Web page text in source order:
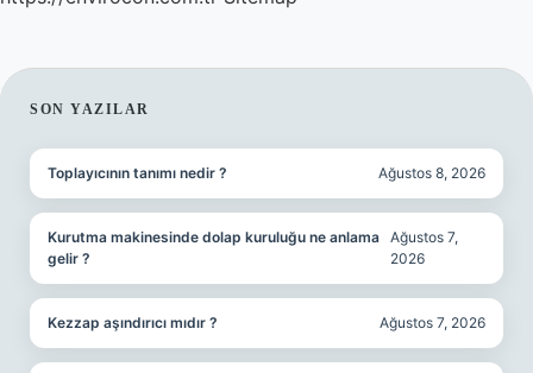
SIDEBAR
SON YAZILAR
Toplayıcının tanımı nedir ? Ağustos 8, 2026
Kurutma makinesinde dolap kuruluğu ne anlama
gelir ?
Ağustos 7,
2026
Kezzap aşındırıcı mıdır ? Ağustos 7, 2026